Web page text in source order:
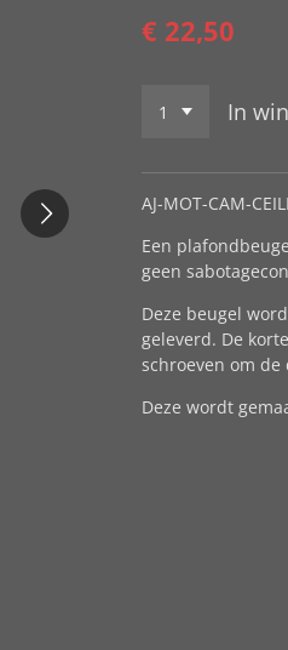
€ 22,50
In
AJ-MOT-CAM-
Een
geen
Deze beugel
geleverd. De
schroeven om
Deze wordt